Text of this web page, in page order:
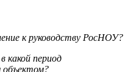
к руководству РосНОУ?
какой период
объектом?